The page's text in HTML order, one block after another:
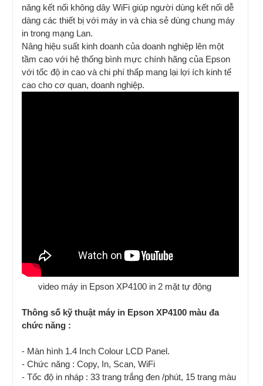
năng kết nối không dây WiFi giúp người dùng kết nối dễ
dàng các thiết bị với máy in và chia sẻ dùng chung máy
in trong mạng Lan.
Nâng hiệu suất kinh doanh của doanh nghiệp lên một
tầm cao với hệ thống bình mực chính hãng của Epson
với tốc độ in cao và chi phí thấp mang lại lợi ích kinh tế
cao cho cơ quan, doanh nghiệp.
video máy in Epson XP4100 in 2 mặt tự động
Thông số kỹ thuật máy in Epson XP4100 màu đa
chức năng :
- Màn hình 1.4 Inch Colour LCD Panel.
- Chức năng : Copy, In, Scan, WiFi
- Tốc độ in nháp : 33 trang trắng đen /phút, 15 trang màu